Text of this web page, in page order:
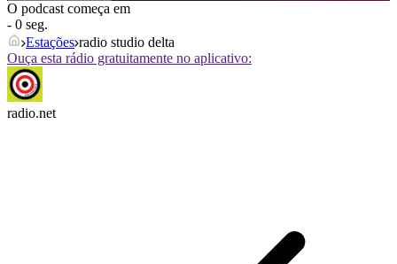
O podcast começa em
- 0 seg.
Estações radio studio delta
Ouça esta rádio gratuitamente no aplicativo:
radio.net